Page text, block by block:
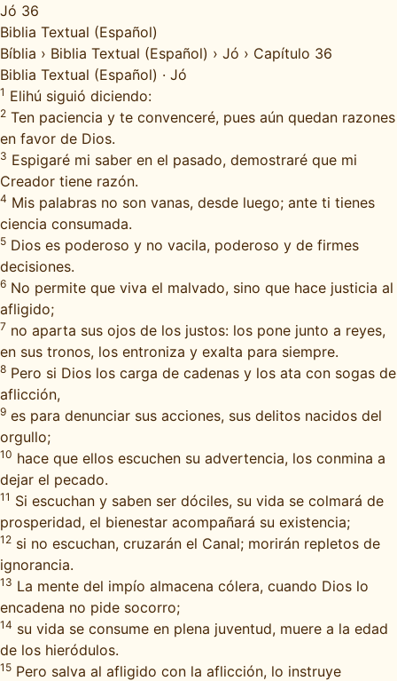
Jó 36
Biblia Textual (Español)
Bíblia › Biblia Textual (Español) › Jó › Capítulo 36
Biblia Textual (Español) · Jó
1 Elihú siguió diciendo:
2 Ten paciencia y te convenceré, pues aún quedan razones
en favor de Dios.
3 Espigaré mi saber en el pasado, demostraré que mi
Creador tiene razón.
4 Mis palabras no son vanas, desde luego; ante ti tienes
ciencia consumada.
5 Dios es poderoso y no vacila, poderoso y de firmes
decisiones.
6 No permite que viva el malvado, sino que hace justicia al
afligido;
7 no aparta sus ojos de los justos: los pone junto a reyes,
en sus tronos, los entroniza y exalta para siempre.
8 Pero si Dios los carga de cadenas y los ata con sogas de
aflicción,
9 es para denunciar sus acciones, sus delitos nacidos del
orgullo;
10 hace que ellos escuchen su advertencia, los conmina a
dejar el pecado.
11 Si escuchan y saben ser dóciles, su vida se colmará de
prosperidad, el bienestar acompañará su existencia;
12 si no escuchan, cruzarán el Canal; morirán repletos de
ignorancia.
13 La mente del impío almacena cólera, cuando Dios lo
encadena no pide socorro;
14 su vida se consume en plena juventud, muere a la edad
de los hieródulos.
15 Pero salva al afligido con la aflicción, lo instruye